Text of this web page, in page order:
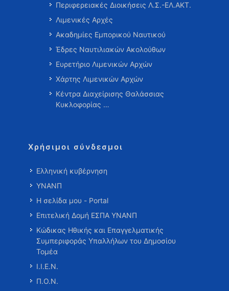
Περιφερειακές Διοικήσεις Λ.Σ.-ΕΛ.ΑΚΤ.
Λιμενικές Αρχές
Ακαδημίες Εμπορικού Ναυτικού
Έδρες Ναυτιλιακών Ακολούθων
Ευρετήριο Λιμενικών Αρχών
Χάρτης Λιμενικών Αρχών
Κέντρα Διαχείρισης Θαλάσσιας
Κυκλοφορίας …
Χρήσιμοι σύνδεσμοι
Ελληνική κυβέρνηση
ΥΝΑΝΠ
Η σελίδα μου - Portal
Επιτελική Δομή ΕΣΠΑ ΥΝΑΝΠ
Κώδικας Ηθικής και Επαγγελματικής
Συμπεριφοράς Υπαλλήλων του Δημοσίου
Τομέα
Ι.Ι.Ε.Ν.
Π.Ο.Ν.